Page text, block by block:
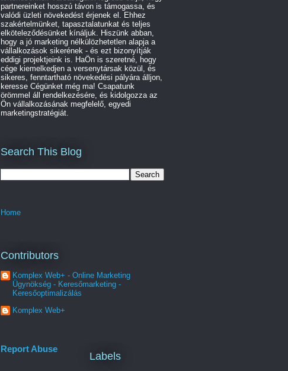
partnereinket hosszú távon is támogassa, és
valódi üzleti növekedést érjenek el. Ehhez
szakértelmünket, tapasztalatunkat és teljes
elköteleződésünket kínáljuk. Hiszünk abban,
hogy a jó marketing nélkülözhetetlen alapja a
vállalkozások sikerének - és ezt bizonyítják
eddigi projektjeink is. HaÖn is szeretné, hogy
cége kiemelkedjen a versenytársak közül, és
sikeres, fenntartható növekedési pályára álljon,
keresse Cégünket még ma! Csapatunk
örömmel áll rendelkezésére, és kidolgozza az
Ön vállalkozásának megfelelő, egyedi
marketingstratégiát.
Search This Blog
Home
Contributors
Komplex Web+ - Online Marketing
Ügynökség - Keresőmarketing -
Keresőoptimalizálás
Komplex Web+
Report Abuse
Labels